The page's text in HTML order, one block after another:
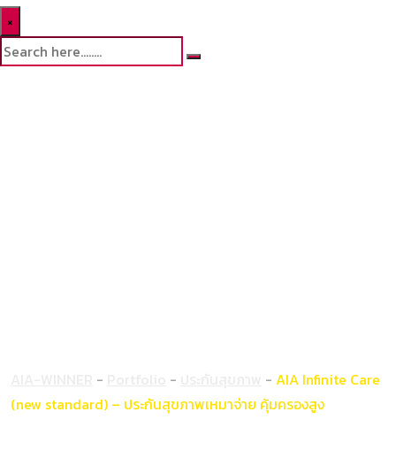
×
- - - AIA Infinite Care
(new standard) – ประกันสุขภาพเหมาจ่าย คุ้มครองสูง